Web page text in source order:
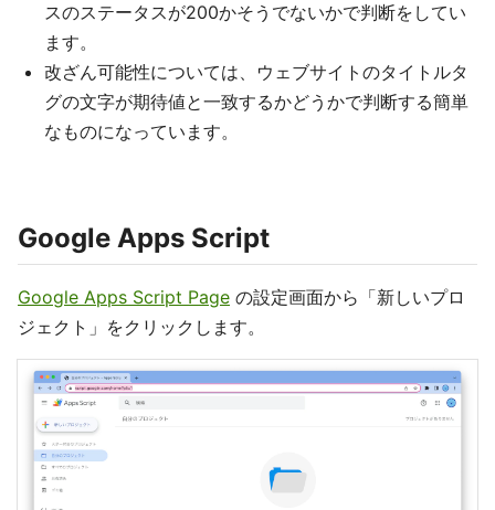
スのステータスが200かそうでないかで判断をしてい
ます。
改ざん可能性については、ウェブサイトのタイトルタ
グの文字が期待値と一致するかどうかで判断する簡単
なものになっています。
Google Apps Script
Google Apps Script Page の設定画面から「新しいプロ
ジェクト」をクリックします。